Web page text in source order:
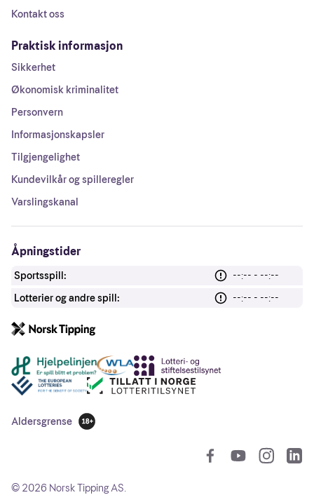
Kontakt oss
Praktisk informasjon
Sikkerhet
Økonomisk kriminalitet
Personvern
Informasjonskapsler
Tilgjengelighet
Kundevilkår og spilleregler
Varslingskanal
Åpningstider
Sportsspill:
--:-- - --:--
Lotterier og andre spill:
--:-- - --:--
Andre lenker
Aldersgrense
18 år
© 2026 Norsk Tipping AS.